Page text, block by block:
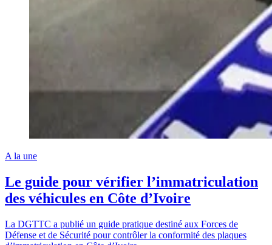
A la une
Le guide pour vérifier l’immatriculation
des véhicules en Côte d’Ivoire
La DGTTC a publié un guide pratique destiné aux Forces de
Défense et de Sécurité pour contrôler la conformité des plaques